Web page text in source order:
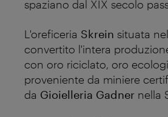
spaziano dal XIX secolo
L'oreficeria Skrein situata
convertito l'intera
con oro riciclato, oro
proveniente da miniere
da Gioielleria Gadner nella